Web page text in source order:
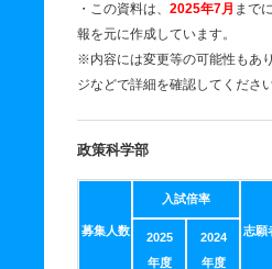
・この資料は、 2025年7月 まで
報を元に作成しています。
※内容には変更等の可能性もあ
ジなどで詳細を確認してください
政策科学部
募集人数
入試倍率
志願
2025
年度
2024
年度